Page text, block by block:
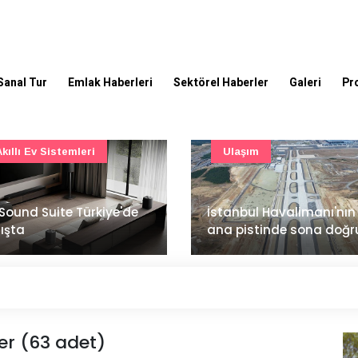
Tur Emlak Haberleri Sektörel Haberler Galeri
Havalimanı'nın 4.
pistinde sona doğru
İzocam'da Metriks
ile akıllı üretim dönemi
başladı
Şirket Haberleri
(63 adet)